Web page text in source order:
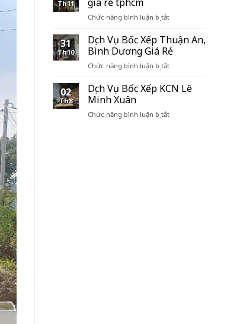
TPHCM
Th11
Chức năng bình luận bị tắtở
vụ
bốc
xếp
hàng
giá
31
Th10
Dịch Vụ Bốc Xếp Thuận An,
Bình Dương Giá Rẻ
Chức năng bình luận bị tắtở
Vụ
Thuận
02
Th8
Dịch Vụ Bốc Xếp KCN Lê
Minh Xuân
Chức năng bình luận bị tắtở